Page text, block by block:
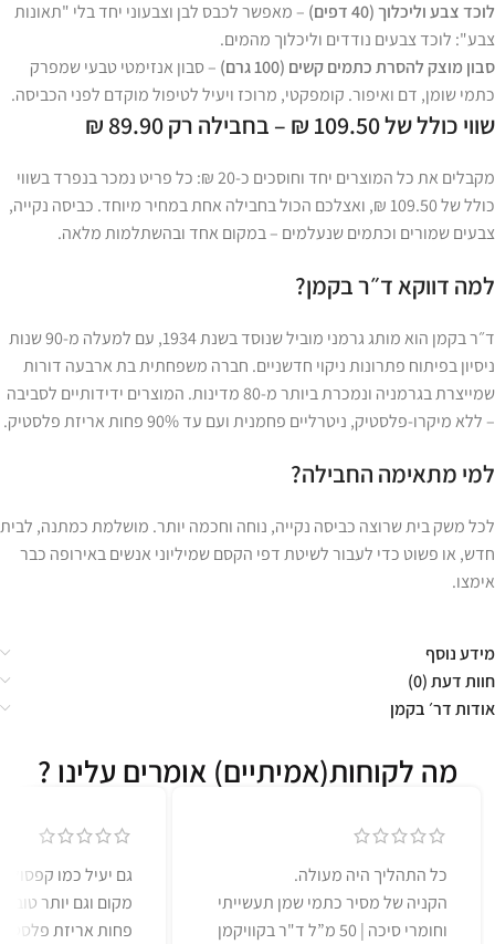
לוכד צבע וליכלוך (40 דפים)
– מאפשר לכבס לבן וצבעוני יחד בלי "תאונות
צבע": לוכד צבעים נודדים וליכלוך מהמים.
סבון מוצק להסרת כתמים קשים (100 גרם)
– סבון אנזימטי טבעי שמפרק
כתמי שומן, דם ואיפור. קומפקטי, מרוכז ויעיל לטיפול מוקדם לפני הכביסה.
שווי כולל של 109.50 ₪ – בחבילה רק 89.90 ₪
מקבלים את כל המוצרים יחד וחוסכים כ-20 ₪: כל פריט נמכר בנפרד בשווי
כולל של 109.50 ₪, ואצלכם הכול בחבילה אחת במחיר מיוחד. כביסה נקייה,
צבעים שמורים וכתמים שנעלמים – במקום אחד ובהשתלמות מלאה.
למה דווקא ד״ר בקמן?
ד״ר בקמן הוא מותג גרמני מוביל שנוסד בשנת 1934, עם למעלה מ-90 שנות
ניסיון בפיתוח פתרונות ניקוי חדשניים. חברה משפחתית בת ארבעה דורות
שמייצרת בגרמניה ונמכרת ביותר מ-80 מדינות. המוצרים ידידותיים לסביבה
– ללא מיקרו-פלסטיק, ניטרליים פחמנית ועם עד 90% פחות אריזת פלסטיק.
למי מתאימה החבילה?
לכל משק בית שרוצה כביסה נקייה, נוחה וחכמה יותר. מושלמת כמתנה, לבית
חדש, או פשוט כדי לעבור לשיטת דפי הקסם שמיליוני אנשים באירופה כבר
אימצו.
מידע נוסף
חוות דעת (0)
אודות דר׳ בקמן
מה לקוחות(אמיתיים) אומרים עלינו ?
כל התהליך היה מעולה.
הקניה של מסיר כתמי שמן תעשייתי
וחומרי סיכה | 50 מ”ל ד"ר בקוויקמן
גם יעיל כמו
מקום וגם יותר טוב
פחות אריזת